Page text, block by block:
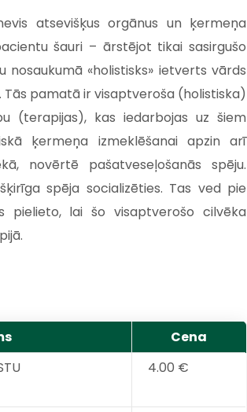
atsevišķus orgānus un ķermeņa
šauri – ārstējot tikai sasirgušo
«holistisks» ietverts vārds
Tās pamatā ir visaptveroša (holistiska)
(terapijas), kas iedarbojas uz šiem
ķermeņa izmeklēšanai apzin arī
novērtē pašatveseļošanās spēju.
spēja socializēties. Tas ved pie
pielieto, lai šo visaptverošo cilvēka
Cena
4.00 €